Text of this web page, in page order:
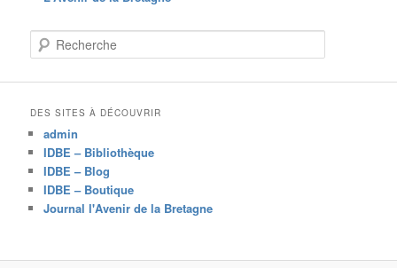
e
e
c
h
e
DES SITES À DÉCOUVRIR
admin
IDBE – Bibliothèque
IDBE – Blog
IDBE – Boutique
Journal l'Avenir de la Bretagne